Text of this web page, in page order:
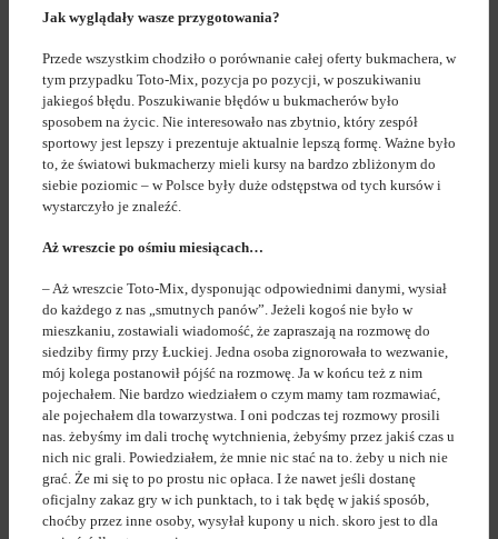
Jak wyglądały wasze przygotowania?
Przede wszystkim chodziło o porównanie całej oferty bukmachera, w
tym przypadku Toto-Mix, pozycja po pozycji, w poszukiwaniu
jakiegoś błędu. Poszukiwanie błędów u bukmacherów było
sposobem na życic. Nie interesowało nas zbytnio, który zespół
sportowy jest lepszy i prezentuje aktualnie lepszą formę. Ważne było
to, że światowi bukmacherzy mieli kursy na bardzo zbliżonym do
siebie poziomic – w Polsce były duże odstępstwa od tych kursów i
wystarczyło je znaleźć.
Aż wreszcie po ośmiu miesiącach…
– Aż wreszcie Toto-Mix, dysponując odpowiednimi danymi, wysiał
do każdego z nas „smutnych panów”. Jeżeli kogoś nie było w
mieszkaniu, zostawiali wiadomość, że zapraszają na rozmowę do
siedziby firmy przy Łuckiej. Jedna osoba zignorowała to wezwanie,
mój kolega postanowił pójść na rozmowę. Ja w końcu też z nim
pojechałem. Nie bardzo wiedziałem o czym mamy tam rozmawiać,
ale pojechałem dla towarzystwa. I oni podczas tej rozmowy prosili
nas. żebyśmy im dali trochę wytchnienia, żebyśmy przez jakiś czas u
nich nic grali. Powiedziałem, że mnie nic stać na to. żeby u nich nie
grać. Że mi się to po prostu nic opłaca. I że nawet jeśli dostanę
oficjalny zakaz gry w ich punktach, to i tak będę w jakiś sposób,
choćby przez inne osoby, wysyłał kupony u nich. skoro jest to dla